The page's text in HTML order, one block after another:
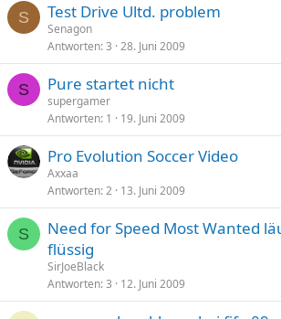
S Test Drive Ultd. problem
Senagon
Antworten 3 28. Juni 2009
S Pure startet nicht
supergamer
Antworten 1 19. Juni 2009
Pro Evolution Soccer Video
Axxaa
Antworten 2 13. Juni 2009
S
Need for Speed Most Wanted
flüssig
SirJoeBlack
Antworten 3 12. Juni 2009